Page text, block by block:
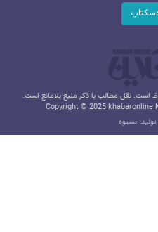
است. نقل مطالب با ذکر منبع بلامانع است.
Copyright © 2025 khabaronline
نستوه